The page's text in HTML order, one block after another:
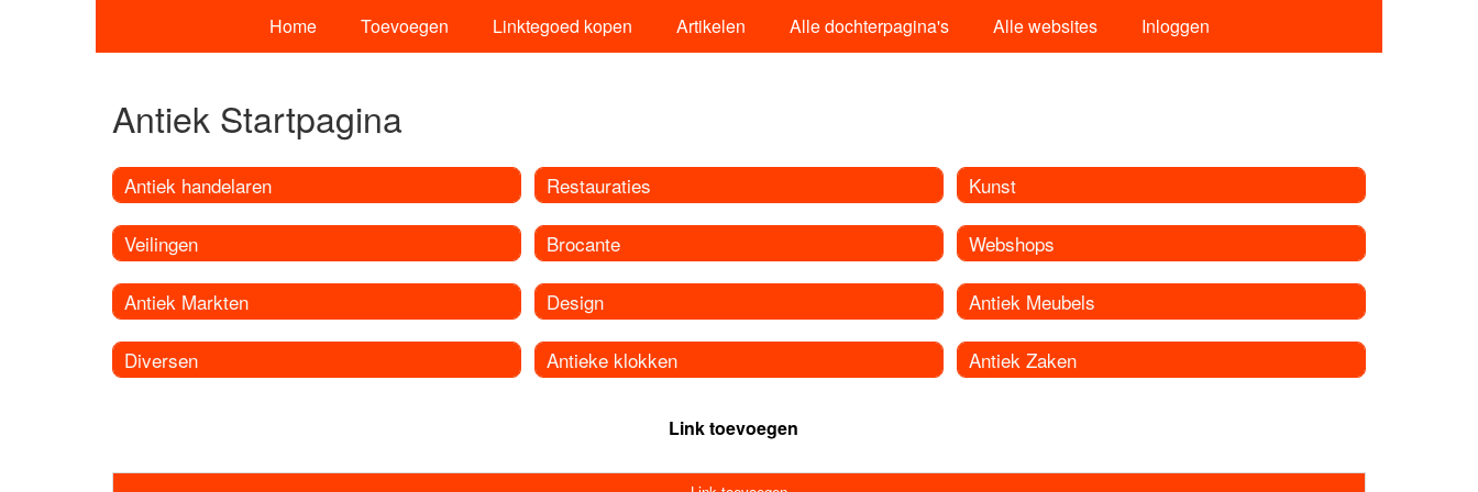
Home Toevoegen Linktegoed kopen Artikelen Alle dochterpagina's Alle websites Inloggen
Antiek Startpagina
Antiek handelaren
Veilingen
Antiek Markten
Diversen
Restauraties
Brocante
Design
Antieke klokken
Kunst
Webshops
Antiek Meubels
Antiek Zaken
Link toevoegen